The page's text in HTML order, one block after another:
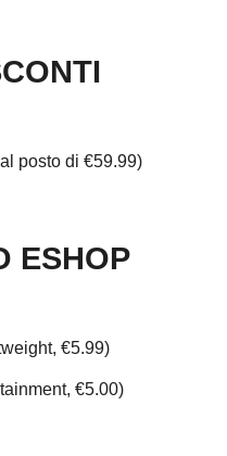
posto di €59.99)
ESHOP
€5.99)
€5.00)